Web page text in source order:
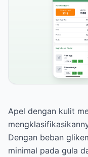
Apel dengan kulit
Dengan beban
minimal pada gula